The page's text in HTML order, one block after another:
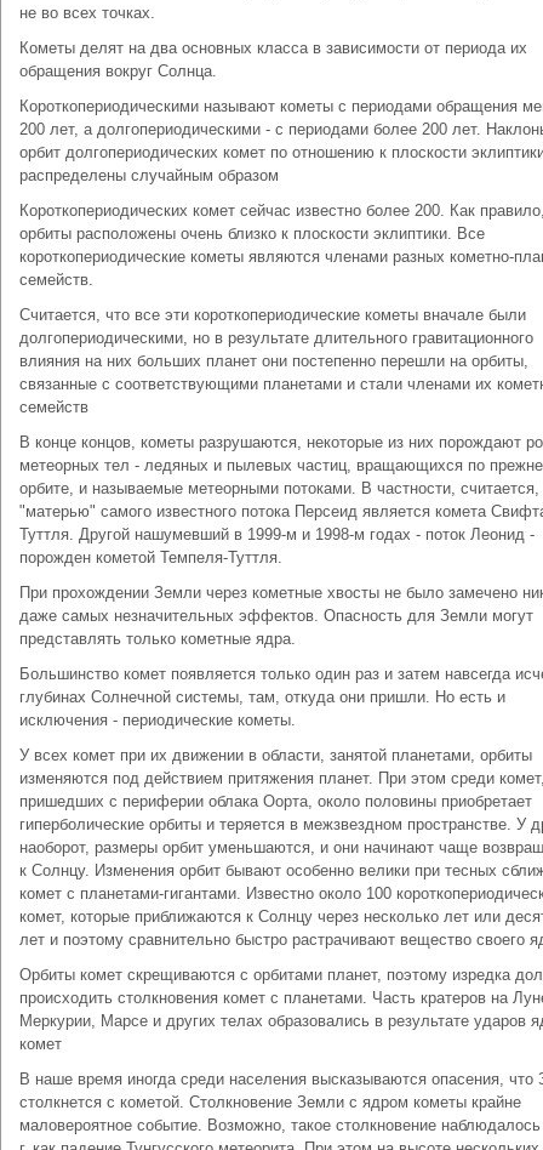
не во всех точках.
Кометы делят на два основных класса в зависимости от периода их
обращения вокруг Солнца.
Короткопериодическими называют кометы с периодами обращения
200 лет, а долгопериодическими - с периодами более 200 лет.
орбит долгопериодических комет по отношению к плоскости
распределены случайным образом
Короткопериодических комет сейчас известно более 200. Как
орбиты расположены очень близко к плоскости эклиптики. Все
короткопериодические кометы являются членами разных кометно-
семейств.
Считается, что все эти короткопериодические кометы вначале были
долгопериодическими, но в результате длительного гравитационного
влияния на них больших планет они постепенно перешли на орбиты,
связанные с соответствующими планетами и стали членами их
семейств
В конце концов, кометы разрушаются, некоторые из них порождают
метеорных тел - ледяных и пылевых частиц, вращающихся по
орбите, и называемые метеорными потоками. В частности, считается,
"матерью" самого известного потока Персеид является комета
Туттля. Другой нашумевший в 1999-м и 1998-м годах - поток Леонид -
порожден кометой Темпеля-Туттля.
При прохождении Земли через кометные хвосты не было замечено
даже самых незначительных эффектов. Опасность для Земли могут
представлять только кометные ядра.
Большинство комет появляется только один раз и затем навсегда
глубинах Солнечной системы, там, откуда они пришли. Но есть и
исключения - периодические кометы.
У всех комет при их движении в области, занятой планетами, орбиты
изменяются под действием притяжения планет. При этом среди
пришедших с периферии облака Оорта, около половины приобретает
гиперболические орбиты и теряется в межзвездном пространстве. У
наоборот, размеры орбит уменьшаются, и они начинают чаще
к Солнцу. Изменения орбит бывают особенно велики при тесных
комет с планетами-гигантами. Известно около 100
комет, которые приближаются к Солнцу через несколько лет или
лет и поэтому сравнительно быстро растрачивают вещество своего
Орбиты комет скрещиваются с орбитами планет, поэтому изредка
происходить столкновения комет с планетами. Часть кратеров на
Меркурии, Марсе и других телах образовались в результате ударов
комет
В наше время иногда среди населения высказываются опасения, что
столкнется с кометой. Столкновение Земли с ядром кометы крайне
маловероятное событие. Возможно, такое столкновение